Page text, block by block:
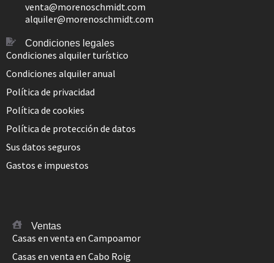
venta@morenoschmidt.com
alquiler@morenoschmidt.com
Condiciones legales
Condiciones alquiler turístico
Condiciones alquiler anual
Política de privacidad
Política de cookies
Política de protección de datos
Sus datos seguros
Gastos e impuestos
Ventas
Casas en venta en Campoamor
Casas en venta en Cabo Roig